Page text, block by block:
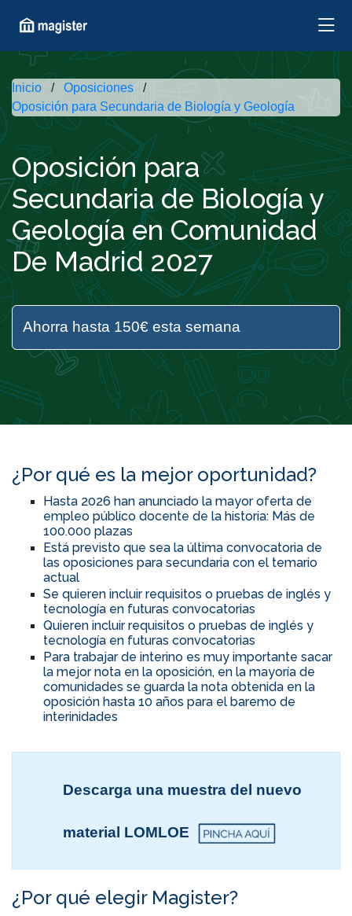
Inicio
Oposiciones
Oposición para Secundaria de Biología y Geología
Oposición para
Secundaria de Biología y
Geología en Comunidad
De Madrid 2027
Ahorra hasta 150€ esta semana
¿Por qué es la mejor oportunidad?
Hasta 2026 han anunciado la mayor oferta de
empleo público docente de la historia: Más de
100.000 plazas
Está previsto que sea la última convocatoria de
las oposiciones para secundaria con el temario
actual
Se quieren incluir requisitos o pruebas de inglés y
tecnología en futuras convocatorias
Quieren incluir requisitos o pruebas de inglés y
tecnología en futuras convocatorias
Para trabajar de interino es muy importante sacar
la mejor nota en la oposición, en la mayoría de
comunidades se guarda la nota obtenida en la
oposición hasta 10 años para el baremo de
interinidades
Descarga una muestra del nuevo
material LOMLOE
¿Por qué elegir Magister?